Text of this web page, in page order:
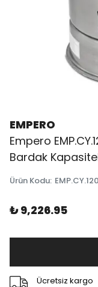
EMPERO
Empero
Bardak
Ürün Kodu: EMP.CY.120
₺ 9,226.95
Ücretsiz kargo